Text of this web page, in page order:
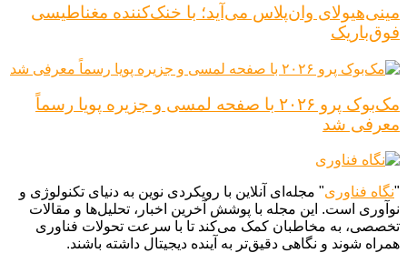
مینی‌هیولای وان‌پلاس می‌آید؛ با خنک‌کننده مغناطیسی
فوق‌باریک
مک‌بوک پرو ۲۰۲۶ با صفحه لمسی و جزیره پویا رسماً
معرفی شد
"نگاه فناوری" مجله‌ای آنلاین با رویکردی نوین به دنیای تکنولوژی و
نوآوری است. این مجله با پوشش آخرین اخبار، تحلیل‌ها و مقالات
تخصصی، به مخاطبان کمک می‌کند تا با سرعت تحولات فناوری
همراه شوند و نگاهی دقیق‌تر به آینده دیجیتال داشته باشند.